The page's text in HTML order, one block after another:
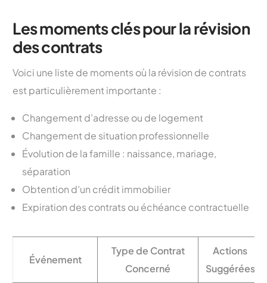
Les moments clés pour la révision
des contrats
Voici une liste de moments où la révision de contrats
est particulièrement importante :
Changement d’adresse ou de logement
Changement de situation professionnelle
Évolution de la famille : naissance, mariage,
séparation
Obtention d’un crédit immobilier
Expiration des contrats ou échéance contractuelle
Événement
Type de Contrat
Concerné
Actions
Suggérées